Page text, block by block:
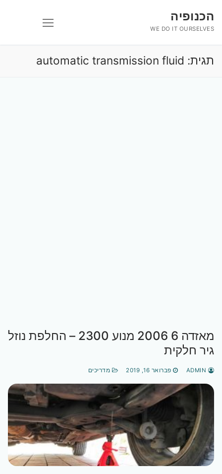
לתוכןהכנופיה
WE DO IT OURSELVES
תגית: automatic transmission fluid
מאזדה 6 2006 מנוע 2300 – החלפת נוזל
גיר חלקית
פברואר 16, 2019 מדריכים